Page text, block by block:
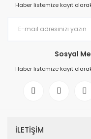
Haber listemize kayıt
Sosyal
Haber listemize kayıt
İLETİŞİM